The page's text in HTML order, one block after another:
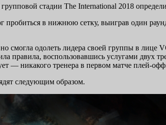
групповой стадии The International 2018
пробиться в нижнюю сетку, выиграв один
смогла одолеть лидера своей группы в
правила, воспользовавшись услугами двух
— никакого тренера в первом матче плей-
следующим образом.